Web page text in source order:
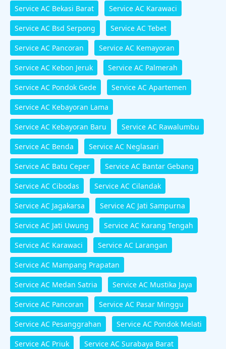
Service AC Bekasi Barat Service AC Karawaci
Service AC Bsd Serpong Service AC Tebet
Service AC Pancoran Service AC Kemayoran
Service AC Kebon Jeruk Service AC Palmerah
Service AC Pondok Gede Service AC Apartemen
Service AC Kebayoran Lama
Service AC Kebayoran Baru Service AC Rawalumbu
Service AC Benda Service AC Neglasari
Service AC Batu Ceper Service AC Bantar Gebang
Service AC Cibodas Service AC Cilandak
Service AC Jagakarsa Service AC Jati Sampurna
Service AC Jati Uwung Service AC Karang Tengah
Service AC Karawaci Service AC Larangan
Service AC Mampang Prapatan
Service AC Medan Satria Service AC Mustika Jaya
Service AC Pancoran Service AC Pasar Minggu
Service AC Pesanggrahan Service AC Pondok Melati
Service AC Priuk Service AC Surabaya Barat